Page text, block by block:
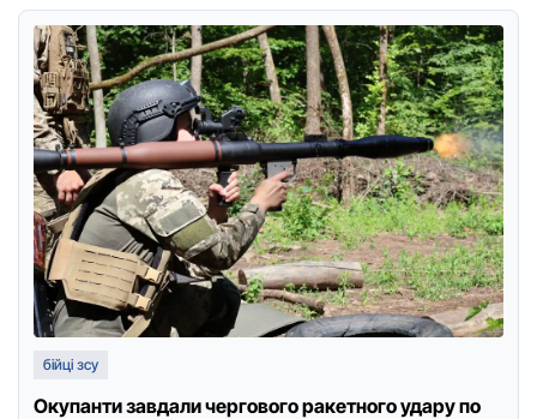
бійці зсу
Окупанти завдали чергового ракетного удару по